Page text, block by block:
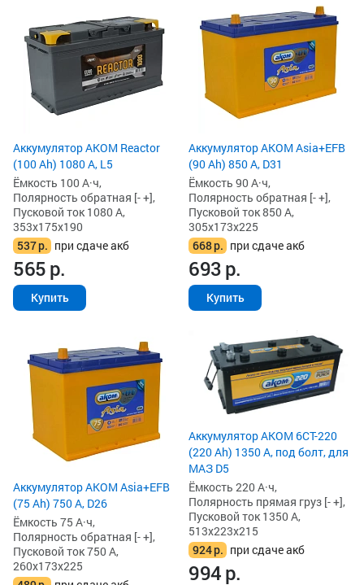
Аккумулятор AKOM Reactor
(100 Ah) 1080 А, L5
Ёмкость 100 А·ч,
Полярность обратная [- +],
Пусковой ток 1080 А,
353x175x190
537р. при сдаче акб
565р.
Купить
Аккумулятор AKOM Asia+EFB
(90 Ah) 850 А, D31
Ёмкость 90 А·ч,
Полярность обратная [- +],
Пусковой ток 850 А,
305x173x225
668р. при сдаче акб
693р.
Купить
Аккумулятор AKOM Asia+EFB
(75 Ah) 750 А, D26
Ёмкость 75 А·ч,
Полярность обратная [- +],
Пусковой ток 750 А,
260x173x225
Аккумулятор AKOM 6СТ-220
(220 Ah) 1350 А, под болт, для
МАЗ D5
Ёмкость 220 А·ч,
Полярность прямая груз [- +],
Пусковой ток 1350 А,
513x223x215
924р. при сдаче акб
994р.